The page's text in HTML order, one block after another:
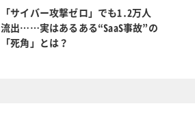
「サイバー攻撃ゼロ」でも1.2万人
流出……実はあるある“SaaS事故”の
「死角」とは？